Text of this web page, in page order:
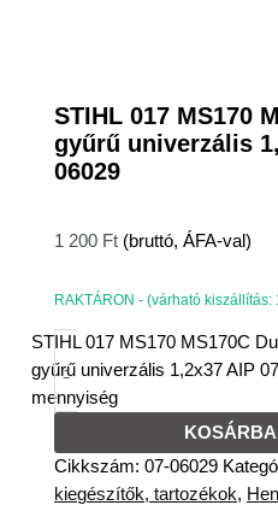
STIHL 017 MS170
gyűrű univerzális
06029
1 200 Ft (bruttó, ÁFA-val)
RAKTÁRON - (várható
-
STIHL 017 MS170 MS170C
gyűrű univerzális 1,2x37 AIP
mennyiség
Cikkszám:07-06029
kiegészítők, tartozékok,